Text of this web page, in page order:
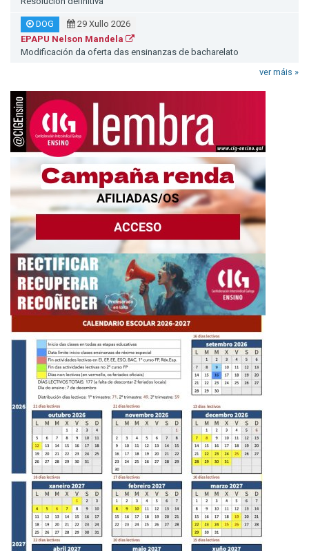
DOG
29 Xullo 2026
EPAPU Nelson Mandela
Modificación da oferta das ensinanzas de bacharelato
ver máis »